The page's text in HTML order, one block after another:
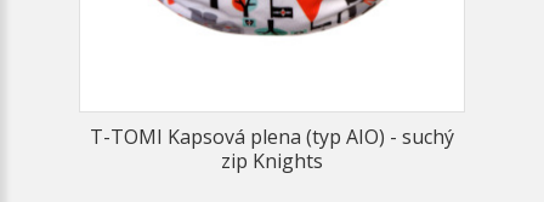
T-TOMI Kapsová plena (typ AIO) - suchý
zip Knights